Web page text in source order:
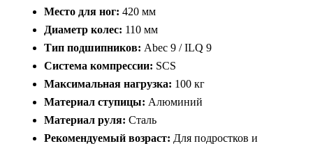
Место для ног: 420 мм
Диаметр колес: 110 мм
Тип подшипников: Abec 9 / ILQ 9
Система компрессии: SCS
Максимальная нагрузка: 100 кг
Материал ступицы: Алюминий
Материал руля: Сталь
Рекомендуемый возраст: Для подростков и